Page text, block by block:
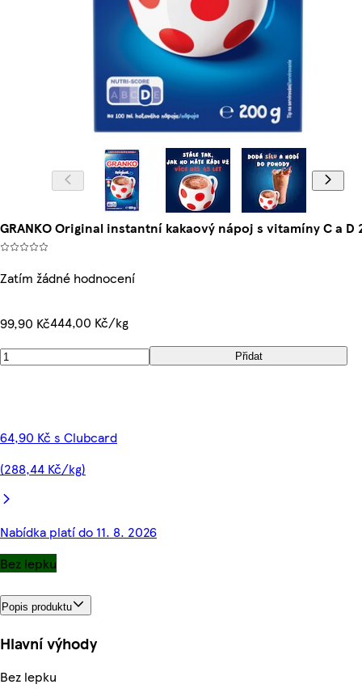
GRANKO Original instantní kakaový nápoj s vitamíny C a D
Zatím žádné hodnocení
99,90 Kč444,00 Kč/kg
Přidat
64,90 Kč s Clubcard
(288,44 Kč/kg)
Nabídka platí do 11. 8. 2026
Bez lepku
Popis produktu
Hlavní výhody
Bez lepku